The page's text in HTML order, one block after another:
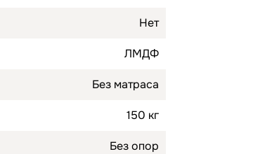
Нет
ЛМДФ
Без матраса
150 кг
Без опор